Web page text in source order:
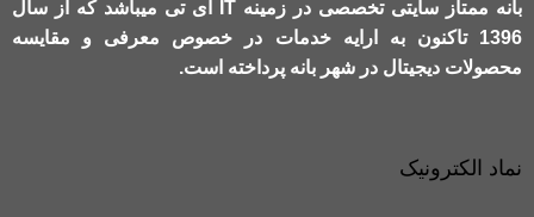
بانه ممتاز سایتی تخصصی در زمینه IT آی تی میباشد که از سال
1396 تاکنون به ارایه خدمات در خصوص معرفی و مقایسه
محصولات دیجیتال در شهر بانه پرداخته است.
نماد الکترونیک